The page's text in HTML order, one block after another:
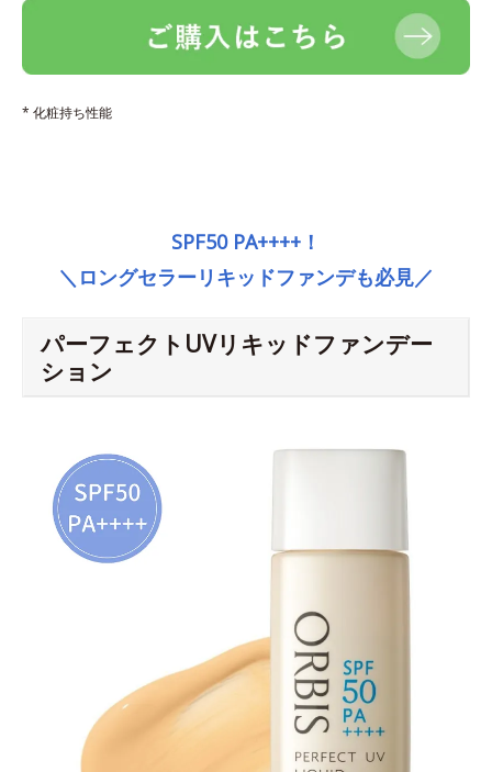
* 化粧持ち性能
SPF50 PA++++！
＼ロングセラーリキッドファンデも必見／
パーフェクトUVリキッドファンデー
ション